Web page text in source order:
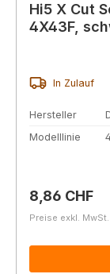
Hi5 X Cut
4X43F,
In Zulauf
Hersteller
Modelllinie
Regulärer
8,86 CHF
Preise exkl.